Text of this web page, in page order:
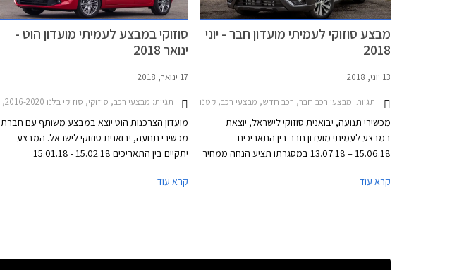
מבצע סוזוקי לעמיתי מועדון חבר - יוני
2018
13 יוני, 2018
תגיות: מבצעי רכב חבר, רכב חדש, מבצעי רכב, קטנות, קטנות, משפחתיות, פנאי שטח, סוזוקי, סוזוקי בלנו 2016-2020, סוזוקי ויטרה 2015-2019, סוזוקי סוויפט 2017-2020, סוזוקי קרוסאובר 2017-2022, סוזוקי סלריו 2016-2019, סוזוקי ג'ימני 2015-2018מחירון רכב
מכשירי תנועה, יבואנית סוזוקי לישראל, יוצאת
במבצע לעמיתי מועדון חבר בין התאריכים
15.06.18 – 13.07.18 במסגרתו תציע הנחה ממחיר
קרא עוד
סוזוקי במבצע לעמיתי מועדון הוט -
ינואר 2018
17 ינואר, 2018
תגיות: מבצעי רכב, סוזוקי, סוזוקי בלנו 2016-2020, סוזוקי איגניס 2017-2020, סוזוקי ג'ימני 2015-2018, סוזוקי ויטרה 2015-2019, סוזוקי סוויפט 2017-2020, סוזוקי סלריו 2016-2019, סוזוקי קרוסאובר 2017-2022מבצע הוט
מועדון הצרכנות הוט יוצא במבצע משותף עם חברת
מכשירי תנועה, יבואנית סוזוקי לישראל. המבצע
יתקיים בין התאריכים 15.02.18 - 15.01.18
קרא עוד